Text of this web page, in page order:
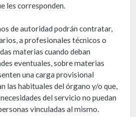
les corresponden.
de autoridad podrán contratar,
a profesionales técnicos o
materias cuando deban
eventuales, sobre materias
una carga provisional
las habituales del órgano y/o que,
del servicio no puedan
vinculadas al mismo.